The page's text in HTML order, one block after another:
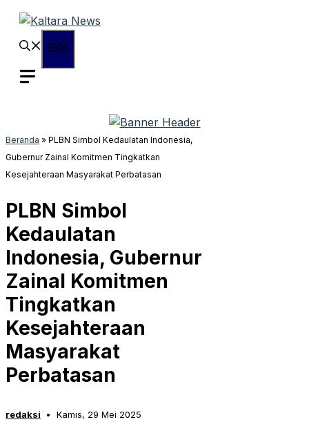
Langsung
Beranda » PLBN Simbol Kedaulatan Indonesia,
Gubernur Zainal Komitmen Tingkatkan
Kesejahteraan Masyarakat Perbatasan
PLBN Simbol
Kedaulatan
Indonesia, Gubernur
Zainal Komitmen
Tingkatkan
Kesejahteraan
Masyarakat
Perbatasan
redaksi Kamis, 29 Mei 2025